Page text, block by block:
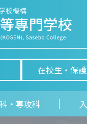
在校生・保
・専攻科